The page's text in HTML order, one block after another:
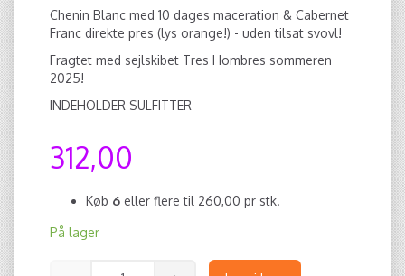
Chenin Blanc med 10 dages maceration & Cabernet
Franc direkte pres (lys orange!) - uden tilsat svovl!
Fragtet med sejlskibet Tres Hombres sommeren
2025!
INDEHOLDER SULFITTER
312,00
Køb 6 eller flere til 260,00 pr stk.
På lager